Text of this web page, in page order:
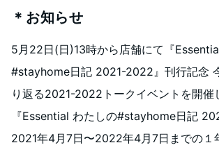
＊お知らせ
5月22日(日)13時から店舗にて『
#stayhome日記 2021-2022』刊行記念
り返る2021-2022トークイベントを開催
『Essential わたしの#stayhome日記
2021年4月7日〜2022年4月7日までの１